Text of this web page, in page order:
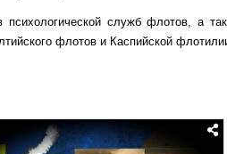
служб флотов, а
флотов и Каспийской